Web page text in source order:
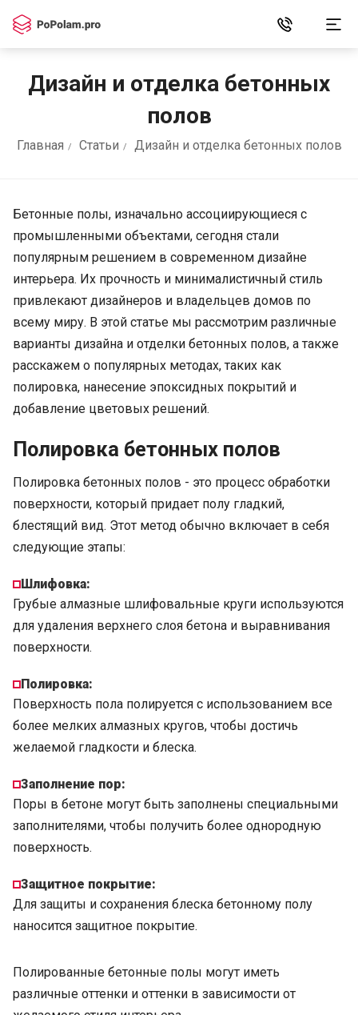
Дизайн и отделка бетонных
полов
Главная Статьи Дизайн и отделка бетонных полов
Бетонные полы, изначально ассоциирующиеся с
промышленными объектами, сегодня стали
популярным решением в современном дизайне
интерьера. Их прочность и минималистичный стиль
привлекают дизайнеров и владельцев домов по
всему миру. В этой статье мы рассмотрим различные
варианты дизайна и отделки бетонных полов, а также
расскажем о популярных методах, таких как
полировка, нанесение эпоксидных покрытий и
добавление цветовых решений.
Полировка бетонных полов
Полировка бетонных полов - это процесс обработки
поверхности, который придает полу гладкий,
блестящий вид. Этот метод обычно включает в себя
следующие этапы:
Шлифовка:
Грубые алмазные шлифовальные круги используются
для удаления верхнего слоя бетона и выравнивания
поверхности.
Полировка:
Поверхность пола полируется с использованием все
более мелких алмазных кругов, чтобы достичь
желаемой гладкости и блеска.
Заполнение пор:
Поры в бетоне могут быть заполнены специальными
заполнителями, чтобы получить более однородную
поверхность.
Защитное покрытие:
Для защиты и сохранения блеска бетонному полу
наносится защитное покрытие.
Полированные бетонные полы могут иметь
различные оттенки и оттенки в зависимости от